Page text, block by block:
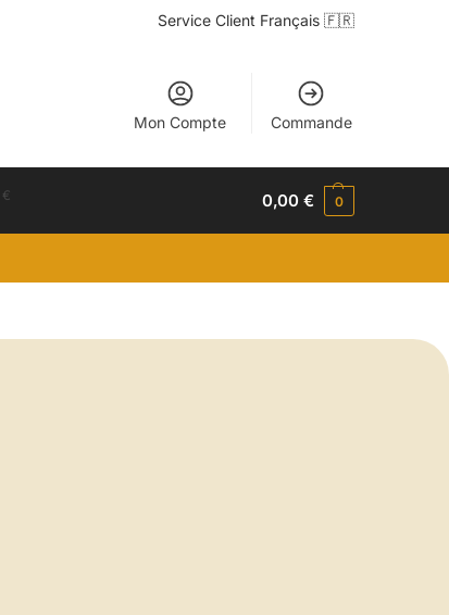
Service Client Français 🇫🇷
Mon Compte Commande
€ 0,00€ 0